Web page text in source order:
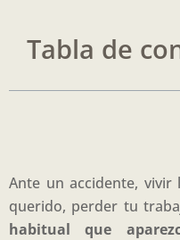
Tabla de
Ante un accidente,
querido, perder tu
habitual que